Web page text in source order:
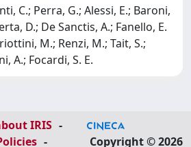
C.; Perra, G.; Alessi, E.; Baroni,
D.; De Sanctis, A.; Fanello, E.
M.; Renzi, M.; Tait, S.;
A.; Focardi, S. E.
IRIS -
- Copyright © 2026